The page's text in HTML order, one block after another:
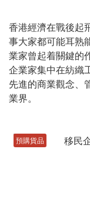
香港經濟在戰後起
事大家都可能耳熟
業家曾起着關鍵的
企業家集中在紡織
先進的商業觀念、
業界。
預購貨品